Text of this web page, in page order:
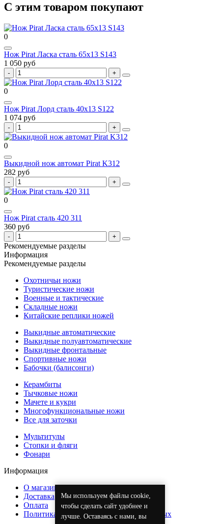
Мы используем файлы cookie,
чтобы сделать сайт удобнее и
лучше. Оставаясь с нами, вы
С этим товаром покупают
0
Нож Pirat Ласка сталь 65х13 S143
1 050 руб
0
Нож Pirat Лорд сталь 40х13 S122
1 074 руб
0
Выкидной нож автомат Pirat K312
282 руб
0
Нож Pirat сталь 420 311
360 руб
Рекомендуемые разделы
Информация
Рекомендуемые разделы
Охотничьи ножи
Туристические ножи
Военные и тактические
Складные ножи
Китайские реплики ножей
Выкидные автоматические
Выкидные полуавтоматические
Выкидные фронтальные
Спортивные ножи
Бабочки (балисонги)
Керамбиты
Тычковые ножи
Мачете и кукри
Многофункциональные ножи
Все для заточки
Мультитулы
Стопки и фляги
Фонари
Информация
О магазине
Доставка
Оплата
Политика обработки персональных данных